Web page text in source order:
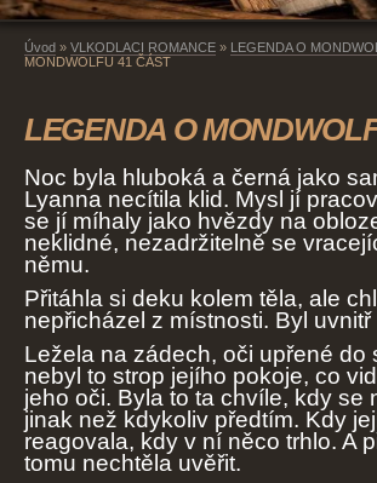
Úvod » VLKODLACI ROMANCE » LEGENDA O
MONDWOLFU 41 ČÁST
LEGENDA O
Noc byla hluboká a černá jako
Lyanna necítila klid. Mysl jí
se jí míhaly jako hvězdy na
neklidné, nezadržitelně se
němu.
Přitáhla si deku kolem těla, ale
nepřicházel z místnosti. Byl uvnitř
Ležela na zádech, oči upřené do
nebyl to strop jejího pokoje, co
jeho oči. Byla to ta chvíle, kdy se
jinak než kdykoliv předtím. Kdy
reagovala, kdy v ní něco trhlo. A
tomu nechtěla uvěřit.